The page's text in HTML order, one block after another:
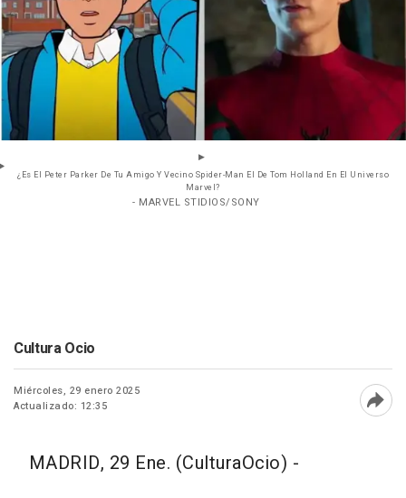
¿Es El Peter Parker De Tu Amigo Y Vecino Spider-Man El De Tom Holland En El Universo
Marvel?
- MARVEL STIDIOS/SONY
Cultura Ocio
Miércoles, 29 enero 2025
Actualizado: 12:35
MADRID, 29 Ene. (CulturaOcio) -